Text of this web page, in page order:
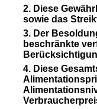
2. Diese
sowie das
3. Der
beschränkte
4. Diese